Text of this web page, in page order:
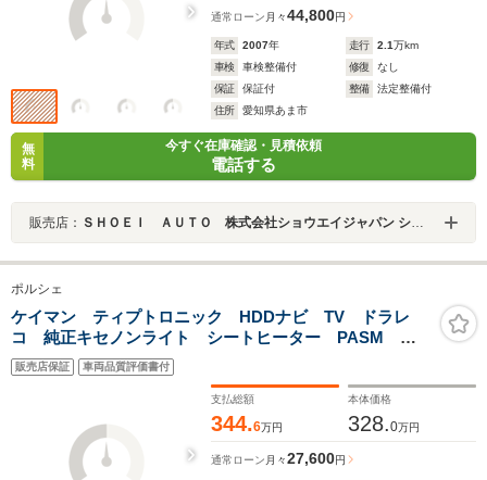
通常ローン 月々44,800円
年式 2007年 走行 2.1万km
車検
車検整備付 修復
なし
保証
保証付 整備
法定整備付
住所
愛知県あま市
無
料
今すぐ在庫確認・見積依頼
電話する
販売店： ＳＨＯＥＩ ＡＵＴＯ 株式会社ショウエイジャパン ショウエイオート
ポルシェ
ケイマン ティプトロニック HDDナビ TV ドラレ
コ 純正キセノンライト シートヒーター PASM
PSM ハーフレザーシート ケイマンSオプション18
インチアルミホイール 過去8回認証工場整備点検記録簿
付き 取説 保証書 スペアーキー
販売店保証 車両品質評価書付
支払総額
344.6万円
本体価格
328.0万円
通常ローン 月々27,600円